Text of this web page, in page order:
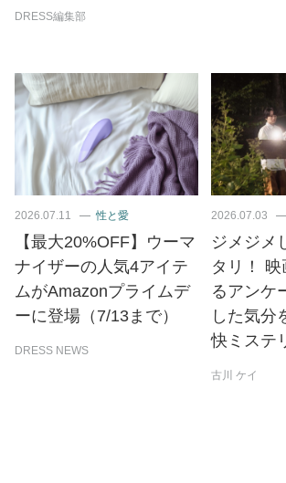
DRESS編集部
2026.07.11 性と愛
【最大20%OFF】ウーマ
ナイザーの人気4アイテ
ムがAmazonプライムデ
ーに登場（7/13まで）
DRESS NEWS
2026.07.03
ジメジメ
タリ！
るアンケ
した気分
快ミステ
古川 ケイ